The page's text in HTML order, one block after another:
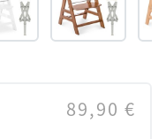
89,90 €